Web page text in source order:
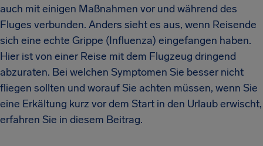
auch mit einigen Maßnahmen vor und während des
Fluges verbunden. Anders sieht es aus, wenn Reisende
sich eine echte Grippe (Influenza) eingefangen haben.
Hier ist von einer Reise mit dem Flugzeug dringend
abzuraten. Bei welchen Symptomen Sie besser nicht
fliegen sollten und worauf Sie achten müssen, wenn Sie
eine Erkältung kurz vor dem Start in den Urlaub erwischt,
erfahren Sie in diesem Beitrag.